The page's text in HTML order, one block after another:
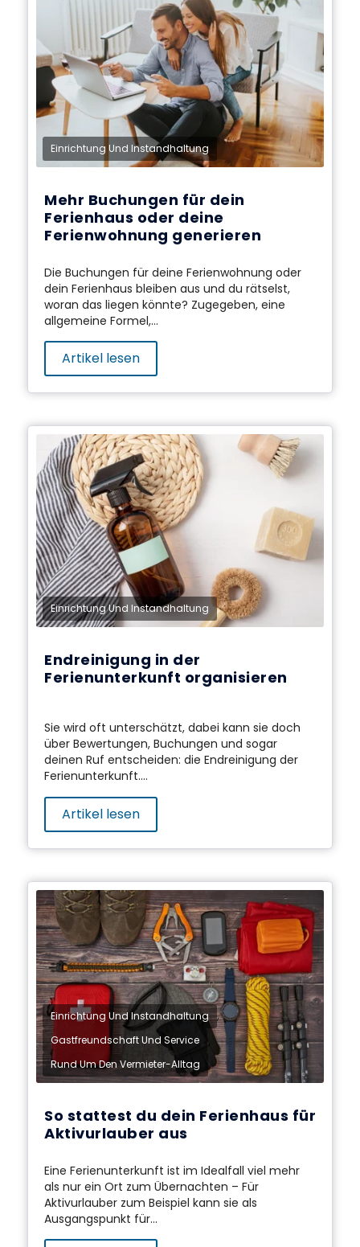
Einrichtung Und Instandhaltung
Mehr Buchungen für dein
Ferienhaus oder deine
Ferienwohnung generieren
Die Buchungen für deine Ferienwohnung oder
dein Ferienhaus bleiben aus und du rätselst,
woran das liegen könnte? Zugegeben, eine
allgemeine Formel,...
Artikel lesen
Einrichtung Und Instandhaltung
Endreinigung in der
Ferienunterkunft organisieren
Sie wird oft unterschätzt, dabei kann sie doch
über Bewertungen, Buchungen und sogar
deinen Ruf entscheiden: die Endreinigung der
Ferienunterkunft....
Artikel lesen
Einrichtung Und Instandhaltung ,
Gastfreundschaft Und Service ,
Rund Um Den Vermieter-Alltag
So stattest du dein Ferienhaus für
Aktivurlauber aus
Eine Ferienunterkunft ist im Idealfall viel mehr
als nur ein Ort zum Übernachten – Für
Aktivurlauber zum Beispiel kann sie als
Ausgangspunkt für...